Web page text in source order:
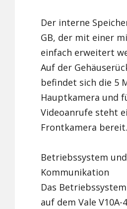
Der interne
GB, der mit einer
einfach erweitert
Auf der
befindet sich die 5
Hauptkamera und
Videoanrufe steht
Frontkamera bereit.
Betriebssystem und
Kommunikation
Das
auf dem Vale